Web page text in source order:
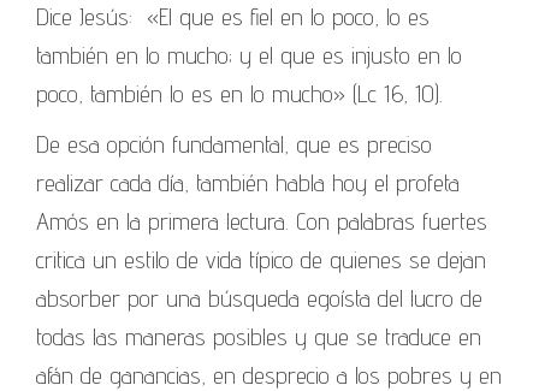
Dice Jesús: «El que es fiel en lo poco, lo es
también en lo mucho; y el que es injusto en lo
poco, también lo es en lo mucho» (Lc 16, 10).
De esa opción fundamental, que es preciso
realizar cada día, también habla hoy el profeta
Amós en la primera lectura. Con palabras fuertes
critica un estilo de vida típico de quienes se dejan
absorber por una búsqueda egoísta del lucro de
todas las maneras posibles y que se traduce en
afán de ganancias, en desprecio a los pobres y en